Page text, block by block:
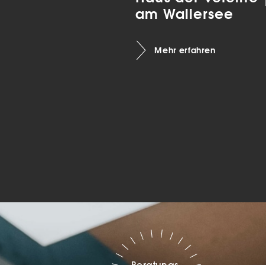
am Wallersee
Mehr erfahren